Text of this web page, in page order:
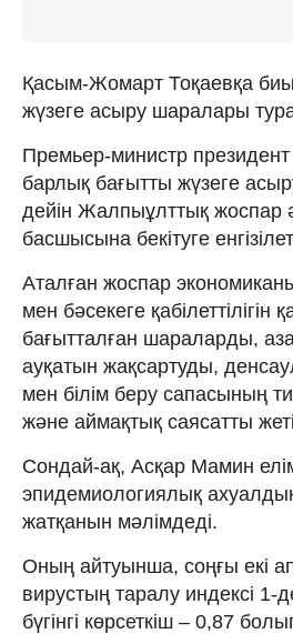
Қасым-Жомарт Тоқаевқа
жүзеге асыру шаралары
Премьер-министр
барлық бағытты жүзеге
дейін Жалпыұлттық жоспар
басшысына бекітуге
Аталған жоспар
мен бәсекеге қабілеттілігін
бағытталған шараларды,
ауқатын жақсартуды,
мен білім беру сапасының
және аймақтық саясатты
Сондай-ақ, Асқар Мамин
эпидемиологиялық
жатқанын мәлімдеді.
Оның айтуынша, соңғы екі
вирустың таралу индексі 1-
бүгінгі көрсеткіш – 0,87